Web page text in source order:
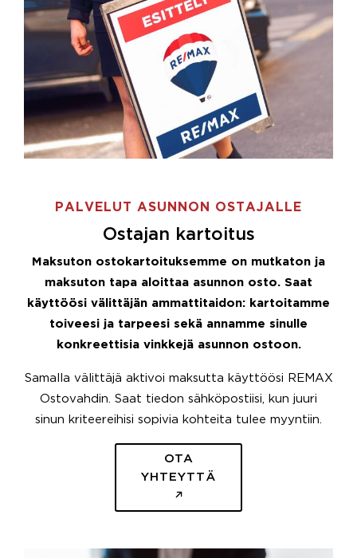
PALVELUT ASUNNON OSTAJALLE
Ostajan kartoitus
Maksuton ostokartoituksemme on mutkaton ja
maksuton tapa aloittaa asunnon osto. Saat
käyttöösi välittäjän ammattitaidon: kartoitamme
toiveesi ja tarpeesi sekä annamme sinulle
konkreettisia vinkkejä asunnon ostoon.
Samalla välittäjä aktivoi maksutta käyttöösi REMAX
Ostovahdin. Saat tiedon sähköpostiisi, kun juuri
sinun kriteereihisi sopivia kohteita tulee myyntiin.
OTA
YHTEYTTÄ